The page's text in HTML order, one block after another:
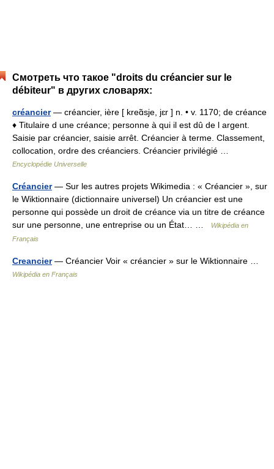
Смотреть что такое "droits du créancier sur le
débiteur" в других словарях:
créancier— créancier, ière [ kreɑ̃sje, jɛr ] n. • v. 1170; de créance
♦ Titulaire d une créance; personne à qui il est dû de l argent.
Saisie par créancier, saisie arrêt. Créancier à terme. Classement,
collocation, ordre des créanciers. Créancier privilégié …
Encyclopédie Universelle
Créancier— Sur les autres projets Wikimedia : « Créancier », sur
le Wiktionnaire (dictionnaire universel) Un créancier est une
personne qui possède un droit de créance via un titre de créance
sur une personne, une entreprise ou un État… …
Wikipédia en
Français
Creancier— Créancier Voir « créancier » sur le Wiktionnaire …
Wikipédia en Français